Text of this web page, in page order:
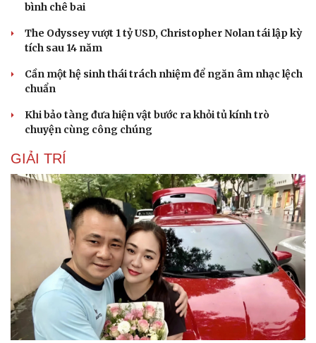
bình chê bai
The Odyssey vượt 1 tỷ USD, Christopher Nolan tái lập kỳ
tích sau 14 năm
Cần một hệ sinh thái trách nhiệm để ngăn âm nhạc lệch
chuẩn
Khi bảo tàng đưa hiện vật bước ra khỏi tủ kính trò
chuyện cùng công chúng
GIẢI TRÍ